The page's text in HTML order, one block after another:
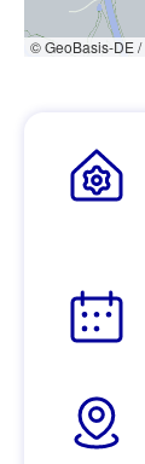
© GeoBasis-DE /